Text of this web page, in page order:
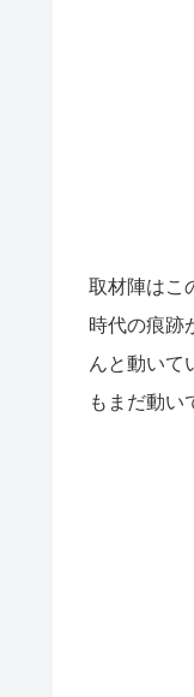
取材陣はこ
時代の痕跡
んと動いて
もまだ動い